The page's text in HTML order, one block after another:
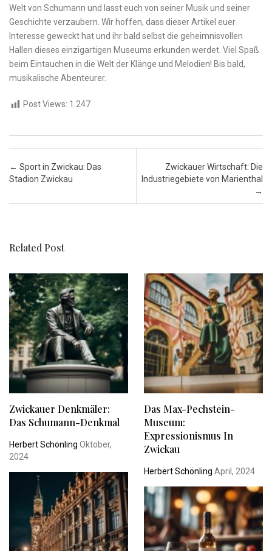
Welt von Schumann und lasst euch von seiner Musik und seiner
Geschichte‍ verzaubern. Wir ‌hoffen, dass dieser Artikel euer
Interesse geweckt ‌hat und ihr bald selbst die⁢ geheimnisvollen
⁣Hallen dieses einzigartigen Museums erkunden ‌werdet. Viel Spaß⁢
beim Eintauchen‌ in die ‍Welt der Klänge und Melodien! ⁣Bis ‍bald,
musikalische Abenteurer.
Post Views: 1.247
Post navigation
← Sport in Zwickau: Das
Stadion Zwickau
Zwickauer Wirtschaft: Die
Industriegebiete von Marienthal
→
Related Post
Zwickauer Denkmäler:
Das Schumann-Denkmal
Herbert Schönling Oktober,
2024
Das Max-Pechstein-
Museum:
Expressionismus In
Zwickau
Herbert Schönling April, 2024